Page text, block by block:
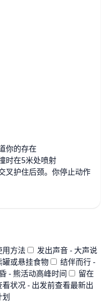
你的存在
时在5米处喷射
叉护住后颈。你停止动作
用方法
发出声音 - 大声说
或悬挂食物
结伴而行 -
- 熊活动高峰时间
留在
看状况 - 出发前查看最新出
划